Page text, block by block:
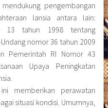
pengembangan
lansia antara lain:
13 tahun 1998 tentang
nomor 36 tahun 2009
Pemerintah RI Nomor 43
Upaya Peningkatan
memberikan perawatan
situasi kondisi. Umumnya,